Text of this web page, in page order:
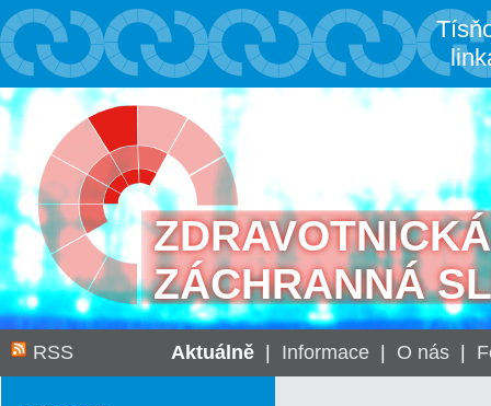
ZDRAVOTNICKÁ
ZÁCHRANNÁ
RSS Aktuálně Informace O nás